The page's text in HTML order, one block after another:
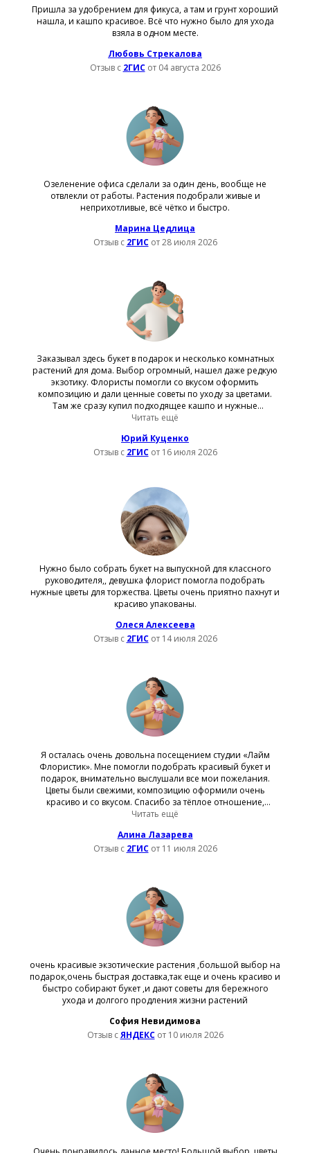
Пришла за удобрением для фикуса, а там и грунт хороший
нашла, и кашпо красивое. Всё что нужно было для ухода
взяла в одном месте.
Любовь Стрекалова
Отзыв с 2ГИС от 04 августа 2026
Озеленение офиса сделали за один день, вообще не
отвлекли от работы. Растения подобрали живые и
неприхотливые, всё чётко и быстро.
Марина Цедлица
Отзыв с 2ГИС от 28 июля 2026
Заказывал здесь букет в подарок и несколько комнатных
растений для дома. Выбор огромный, нашел даже редкую
экзотику. Флористы помогли со вкусом оформить
композицию и дали ценные советы по уходу за цветами.
Там же сразу купил подходящее кашпо и нужные
удобрения. Доставку выполнили быстро и аккуратно, а при
Читать ещё
Юрий Куценко
Отзыв с 2ГИС от 16 июля 2026
Нужно было собрать букет на выпускной для классного
руководителя,, девушка флорист помогла подобрать
нужные цветы для торжества. Цветы очень приятно пахнут и
красиво упакованы.
Олеся Алексеева
Отзыв с 2ГИС от 14 июля 2026
Я осталась очень довольна посещением студии «Лайм
Флористик». Мне помогли подобрать красивый букет и
подарок, внимательно выслушали все мои пожелания.
Цветы были свежими, композицию оформили очень
красиво и со вкусом. Спасибо за тёплое отношение,
отличный сервис и приятные впечатления!
Читать ещё
Алина Лазарева
Отзыв с 2ГИС от 11 июля 2026
очень красивые экзотические растения ,большой выбор на
подарок,очень быстрая доставка,так еще и очень красиво и
быстро собирают букет ,и дают советы для бережного
ухода и долгого продления жизни растений
София Невидимова
Отзыв сЯНДЕКС от 10 июля 2026